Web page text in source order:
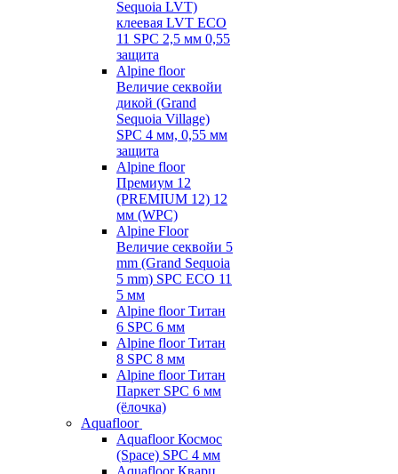
Sequoia LVT)
клеевая LVT ECO
11 SPC 2,5 мм 0,55
защита
Alpine floor
Величие секвойи
дикой (Grand
Sequoia Village)
SPC 4 мм, 0,55 мм
защита
Alpine floor
Премиум 12
(PREMIUM 12) 12
мм (WPC)
Alpine Floor
Величие секвойи 5
mm (Grand Sequoia
5 mm) SPC ECO 11
5 мм
Alpine floor Титан
6 SPC 6 мм
Alpine floor Титан
8 SPC 8 мм
Alpine floor Титан
Паркет SPC 6 мм
(ёлочка)
Aquafloor
Aquafloor Космос
(Space) SPC 4 мм
Aquafloor Кварц